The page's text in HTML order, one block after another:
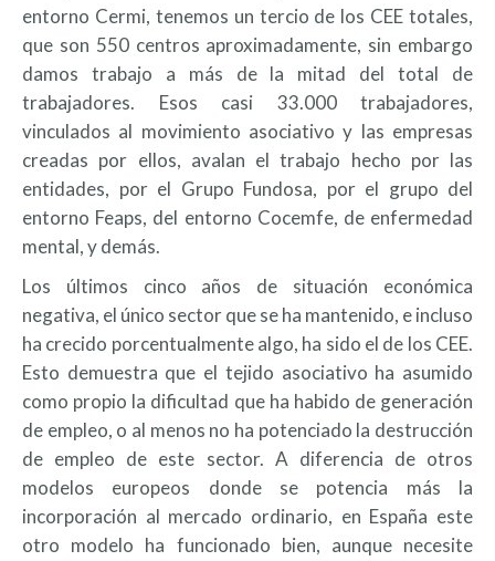
entorno Cermi, tenemos un tercio de los CEE totales,
que son 550 centros aproximadamente, sin embargo
damos trabajo a más de la mitad del total de
trabajadores. Esos casi 33.000 trabajadores,
vinculados al movimiento asociativo y las empresas
creadas por ellos, avalan el trabajo hecho por las
entidades, por el Grupo Fundosa, por el grupo del
entorno Feaps, del entorno Cocemfe, de enfermedad
mental, y demás.
Los últimos cinco años de situación económica
negativa, el único sector que se ha mantenido, e incluso
ha crecido porcentualmente algo, ha sido el de los CEE.
Esto demuestra que el tejido asociativo ha asumido
como propio la dificultad que ha habido de generación
de empleo, o al menos no ha potenciado la destrucción
de empleo de este sector. A diferencia de otros
modelos europeos donde se potencia más la
incorporación al mercado ordinario, en España este
otro modelo ha funcionado bien, aunque necesite